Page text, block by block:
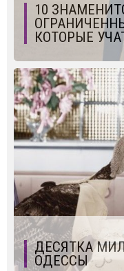
10
КОТОРЫЕ
ДЕСЯТКА
ОДЕССЫ